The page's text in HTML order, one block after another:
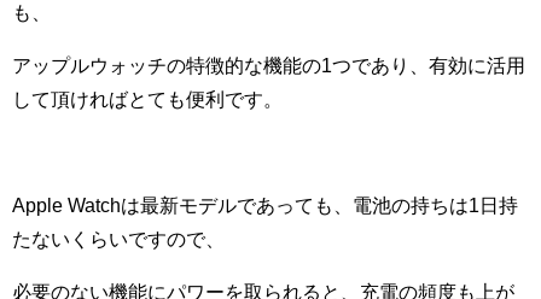
も、
アップルウォッチの特徴的な機能の1つであり、有効に活用
して頂ければとても便利です。
Apple Watchは最新モデルであっても、電池の持ちは1日持
たないくらいですので、
必要のない機能にパワーを取られると、充電の頻度も上が